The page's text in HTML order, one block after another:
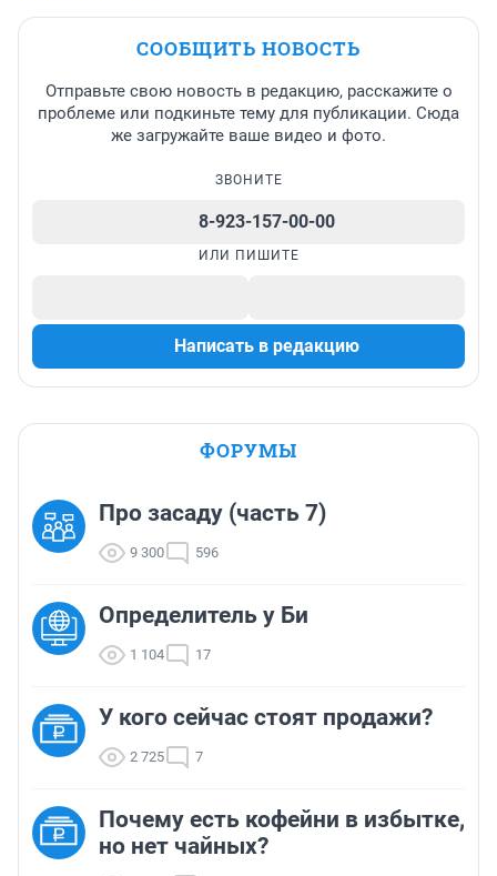
СООБЩИТЬ НОВОСТЬ
Отправьте свою новость в редакцию, расскажите о
проблеме или подкиньте тему для публикации. Сюда
же загружайте ваше видео и фото.
ЗВОНИТЕ
8-923-157-00-00
ИЛИ ПИШИТЕ
Написать в редакцию
ФОРУМЫ
Про засаду (часть 7)
9 300 596
Определитель у Би
1 104 17
У кого сейчас стоят продажи?
2 725 7
Почему есть кофейни в избытке,
но нет чайных?